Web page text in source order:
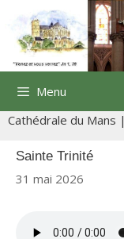
contenu
Menu
Cathédrale du Mans |
Sainte Trinité
31 mai 2026